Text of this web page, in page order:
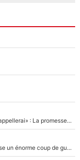
Mercato - OM - «Dès que je prends un club, je t’appellerai» : La promesse de Marcelino au moment de claquer la porte
Victime de racisme contre Murray, Kyrgios pousse un énorme coup de gueule !